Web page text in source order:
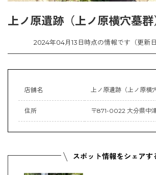
上ノ原遺跡（上ノ原横穴墓群
2024年04月13日時点の情報です（更新
店舗名 上ノ原遺跡（上ノ原横
住所 〒871-0022 大分県中